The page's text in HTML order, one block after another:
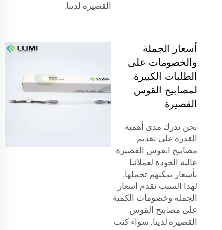
القصيرة لدينا.
أسعار الجملة
والخصومات على
الطلبات الكبيرة
لمصابيح القوس
القصيرة
نحن ندرك مدى أهمية
القدرة على تقديم
مصابيح القوس القصيرة
عالية الجودة لعملائنا
بأسعار يمكنهم تحملها.
لهذا السبب نقدم أسعار
الجملة وخصومات الكمية
على مصابيح القوس
القصيرة لدينا. سواء كنت